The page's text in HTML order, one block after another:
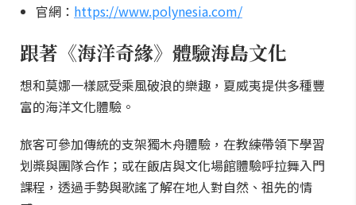
官網： https://www.polynesia.com/
跟著《海洋奇緣》體驗海島文化
想和莫娜一樣感受乘風破浪的樂趣，夏威夷提供多種豐
富的海洋文化體驗。
旅客可參加傳統的支架獨木舟體驗，在教練帶領下學習
划槳與團隊合作；或在飯店與文化場館體驗呼拉舞入門
課程，透過手勢與歌謠了解在地人對自然、祖先的情